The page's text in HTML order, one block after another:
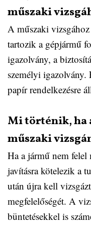
műszaki
A műszaki
tartozik a gépjármű
igazolvány, a
személyi igazolvány.
papír rendelkezésre
Mi történik, ha
műszaki
Ha a jármű nem
javításra kötelezik a
után újra kell
megfelelőségét. A
büntetésekkel is